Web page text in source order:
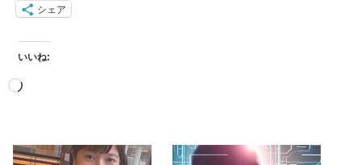
シェア
いいね: